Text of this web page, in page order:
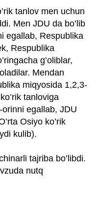
tanlov men uchun
Men JDU da bo’lib
egallab, Respublika
Respublika
g’oliblar,
Mendan
miqyosida 1,2,3-
tanloviga
orinni egallab, JDU
Osiyo ko’rik
kulib).
tajriba bo’libdi.
nutq